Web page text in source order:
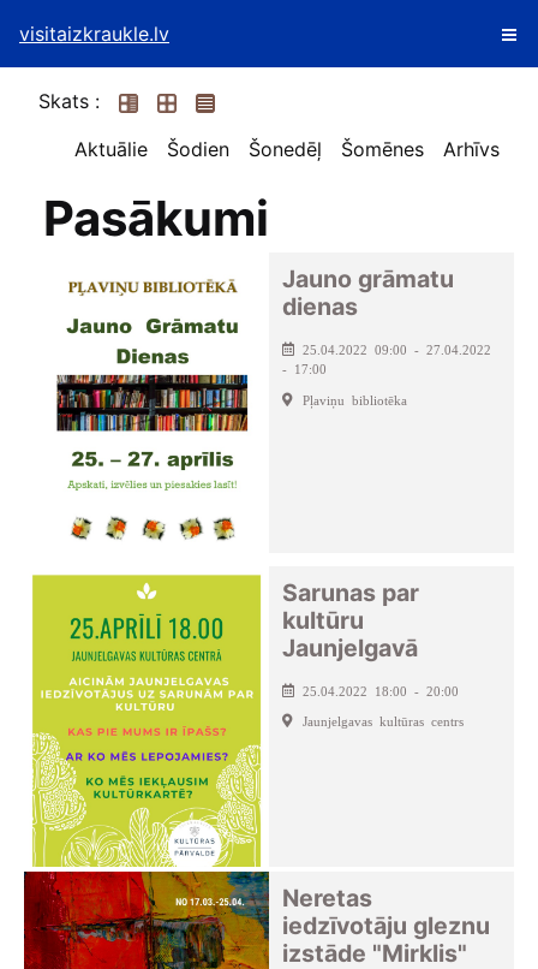
visitaizkraukle.lv
Skats :
Aktuālie
Šodien Šonedēļ Šomēnes Arhīvs
Pasākumi
Jauno grāmatu
dienas
25.04.2022 09:00 - 27.04.2022
- 17:00
Pļaviņu bibliotēka
Sarunas par
kultūru
Jaunjelgavā
25.04.2022 18:00 - 20:00
Jaunjelgavas kultūras centrs
Neretas
iedzīvotāju gleznu
izstāde "Mirklis"